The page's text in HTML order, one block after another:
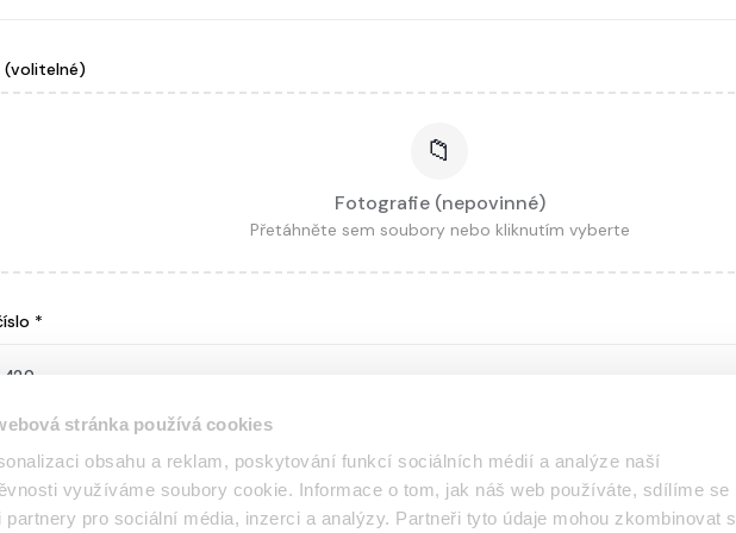
stránka používá cookies
obsahu a reklam, poskytování funkcí sociálních médií a analýze naší
využíváme soubory cookie. Informace o tom, jak náš web používáte, sdílíme se
partnery pro sociální média, inzerci a analýzy. Partneři tyto údaje mohou zkombinovat s
(volitelné)
Fotografie (nepovinné)
Přetáhněte sem soubory nebo kliknutím vyberte
*
zástupce společnosti